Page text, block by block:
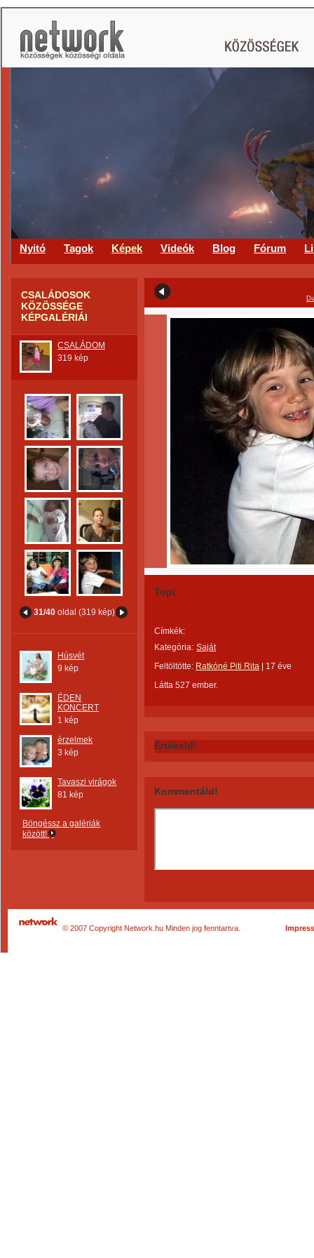
Nyitó Tagok Képek Videók Blog Fórum
CSALÁDOSOK
KÖZÖSSÉGE
KÉPGALÉRIÁI
CSALÁDOM
319 kép
31/40 oldal (319 kép)
Húsvét
9 kép
ÉDEN
KONCERT
1 kép
érzelmek
3 kép
Tavaszi virágok
81 kép
Böngéssz a galériák
között!
Topi
Címkék:
Kategória: Saját
Feltöltötte: Ratkóné Piti Rita
17 éve
Látta 527 ember.
Értékeld!
Kommentáld!
© 2007 Copyright Network.hu Minden jog fenntartva.